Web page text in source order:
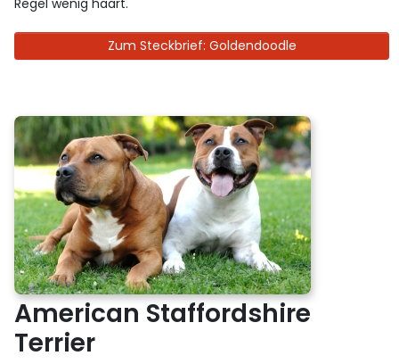
Regel wenig haart.
Zum Steckbrief: Goldendoodle
American Staffordshire
Terrier